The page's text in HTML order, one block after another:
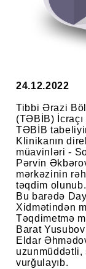
24.12.2022
Tibbi Ərazi
(TƏBİB)
TƏBİB
Klinikanın
müavinləri -
Pərvin
mərkəzinin
təqdim olunub.
Bu barədə
Xidmətindən
Təqdimetmə
Barat
Eldar
vurğulayıb.